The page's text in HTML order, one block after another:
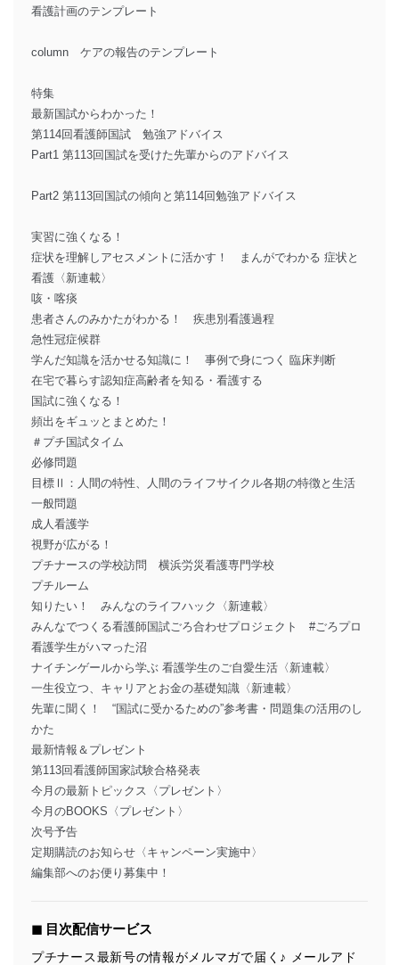
看護計画のテンプレート
column ケアの報告のテンプレート
特集
最新国試からわかった！
第114回看護師国試 勉強アドバイス
Part1 第113回国試を受けた先輩からのアドバイス
Part2 第113回国試の傾向と第114回勉強アドバイス
実習に強くなる！
症状を理解しアセスメントに活かす！ まんがでわかる 症状と
看護〈新連載〉
咳・喀痰
患者さんのみかたがわかる！ 疾患別看護過程
急性冠症候群
学んだ知識を活かせる知識に！ 事例で身につく 臨床判断
在宅で暮らす認知症高齢者を知る・看護する
国試に強くなる！
頻出をギュッとまとめた！
＃プチ国試タイム
必修問題
目標Ⅱ：人間の特性、人間のライフサイクル各期の特徴と生活
一般問題
成人看護学
視野が広がる！
プチナースの学校訪問 横浜労災看護専門学校
プチルーム
知りたい！ みんなのライフハック〈新連載〉
みんなでつくる看護師国試ごろ合わせプロジェクト #ごろプロ
看護学生がハマった沼
ナイチンゲールから学ぶ 看護学生のご自愛生活〈新連載〉
一生役立つ、キャリアとお金の基礎知識〈新連載〉
先輩に聞く！ “国試に受かるための”参考書・問題集の活用のし
かた
最新情報＆プレゼント
第113回看護師国家試験合格発表
今月の最新トピックス〈プレゼント〉
今月のBOOKS〈プレゼント〉
次号予告
定期購読のお知らせ〈キャンペーン実施中〉
編集部へのお便り募集中！
◼︎ 目次配信サービス
プチナース最新号の情報がメルマガで届く♪ メールアド